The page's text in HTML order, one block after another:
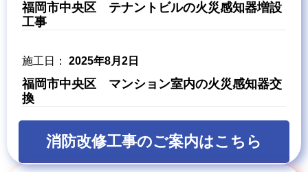
福岡市中央区 テナントビルの火災感知器増設
工事
福岡市中央区 マンション室内の火災感知器交
換
2025年8月2日
消防改修工事のご案内はこちら